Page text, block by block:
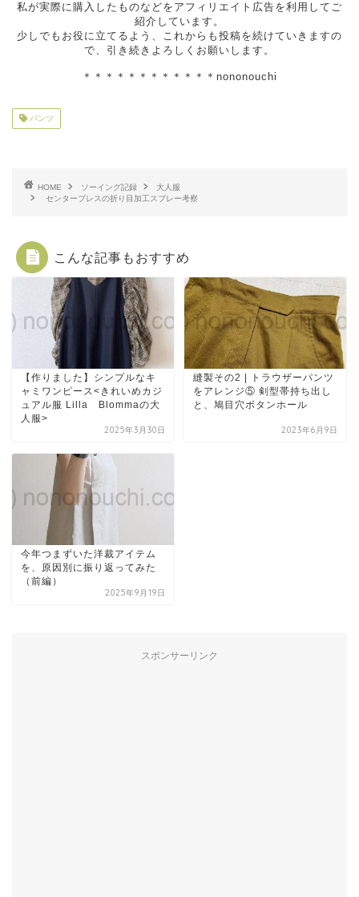
私が実際に購入したものなどをアフィリエイト広告を利用してご
紹介しています。
少しでもお役に立てるよう、これからも投稿を続けていきますの
で、引き続きよろしくお願いします。
＊＊＊＊＊＊＊＊＊＊＊＊nononouchi
パンツ
HOME ソーイング記録
大人服
センタープレスの折り目加工スプレー考察
こんな記事もおすすめ
【作りました】シンプルなキ
ャミワンピース<きれいめカジ
ュアル服 Lilla Blommaの大
人服>
2025年3月30日
縫製その2 | トラウザーパンツ
をアレンジ⑤ 剣型帯持ち出し
と、鳩目穴ボタンホール
2023年6月9日
今年つまずいた洋裁アイテム
を、原因別に振り返ってみた
（前編）
2025年9月19日
スポンサーリンク